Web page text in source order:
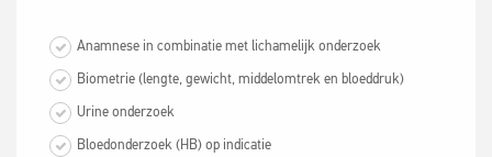
Anamnese in combinatie met lichamelijk onderzoek‎
Biometrie (lengte, gewicht, middelomtrek en bloeddruk)‎
‎Urine onderzoek
Bloedonderzoek (HB) op indicatie